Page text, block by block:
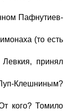
Пафнутиев-
(то есть
принял
Клешниным?
кого? Томило